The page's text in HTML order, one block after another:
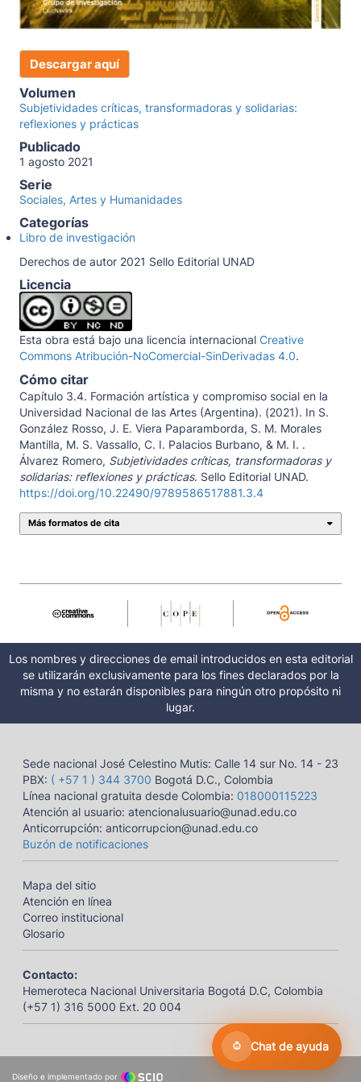
Descargar aquí
Volumen
Subjetividades críticas, transformadoras y solidarias:
reflexiones y prácticas
Publicado
1 agosto 2021
Serie
Sociales, Artes y Humanidades
Categorías
Libro de investigación
Derechos de autor 2021 Sello Editorial UNAD
Licencia
Esta obra está bajo una licencia internacional Creative
Commons Atribución-NoComercial-SinDerivadas 4.0.
Cómo citar
Capítulo 3.4. Formación artística y compromiso social en la
Universidad Nacional de las Artes (Argentina). (2021). In S.
González Rosso, J. E. Viera Paparamborda, S. M. Morales
Mantilla, M. S. Vassallo, C. I. Palacios Burbano, & M. I. .
Álvarez Romero, Subjetividades críticas, transformadoras y
solidarias: reflexiones y prácticas. Sello Editorial UNAD.
https://doi.org/10.22490/9789586517881.3.4
Más formatos de cita
Los nombres y direcciones de email introducidos en esta editorial
se utilizarán exclusivamente para los fines declarados por la
misma y no estarán disponibles para ningún otro propósito ni
lugar.
Sede nacional José Celestino Mutis: Calle 14 sur No. 14 - 23
PBX: ( +57 1 ) 344 3700 Bogotá D.C., Colombia
Línea nacional gratuita desde Colombia: 018000115223
Atención al usuario: atencionalusuario@unad.edu.co
Anticorrupción: anticorrupcion@unad.edu.co
Buzón de notificaciones
Mapa del sitio
Atención en línea
Correo institucional
Glosario
Contacto:
Hemeroteca Nacional Universitaria Bogotá D.C, Colombia
(+57 1) 316 5000 Ext. 20 004
Diseño e implementado por
Chat de ayuda